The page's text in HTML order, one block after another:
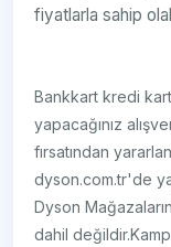
fiyatlarla sahip
Bankkart kredi
yapacağınız
fırsatından
dyson.com.tr'de
Dyson
dahil